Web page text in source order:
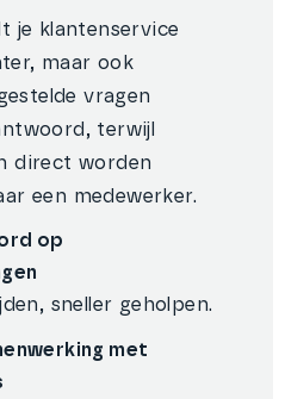
je klantenservice
maar ook
vragen
terwijl
direct worden
een medewerker.
op
sneller geholpen.
met